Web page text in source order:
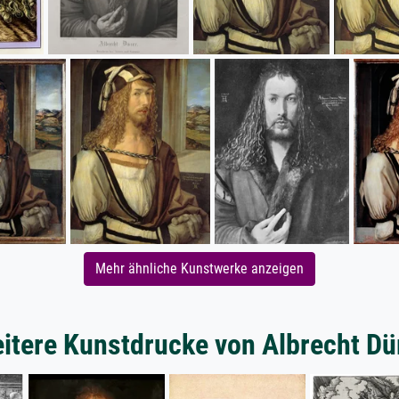
Mehr ähnliche Kunstwerke anzeigen
Kunstdrucke von Albrecht